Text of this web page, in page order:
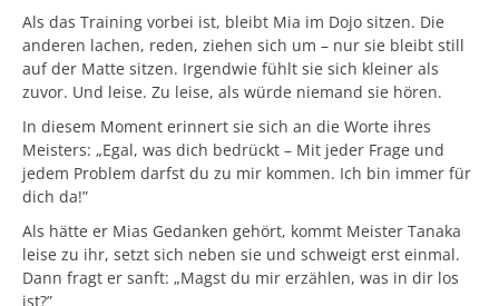
Als das Training vorbei ist, bleibt Mia im Dojo sitzen. Die
anderen lachen, reden, ziehen sich um – nur sie bleibt still
auf der Matte sitzen. Irgendwie fühlt sie sich kleiner als
zuvor. Und leise. Zu leise, als würde niemand sie hören.
In diesem Moment erinnert sie sich an die Worte ihres
Meisters: „Egal, was dich bedrückt – Mit jeder Frage und
jedem Problem darfst du zu mir kommen. Ich bin immer für
dich da!”
Als hätte er Mias Gedanken gehört, kommt Meister Tanaka
leise zu ihr, setzt sich neben sie und schweigt erst einmal.
Dann fragt er sanft: „Magst du mir erzählen, was in dir los
ist?”